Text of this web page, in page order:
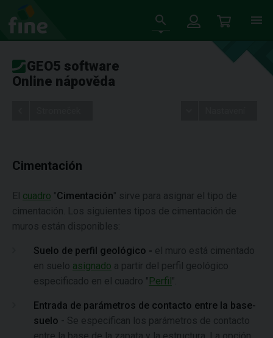
GEO5 software
Online nápověda
Cimentación
El cuadro "Cimentación" sirve para asignar el tipo de
cimentación. Los siguientes tipos de cimentación de
muros están disponibles:
Suelo de perfil geológico - el muro está cimentado
en suelo asignado a partir del perfil geológico
especificado en el cuadro "Perfil".
Entrada de parámetros de contacto entre la base-
suelo - Se especifican los parámetros de contacto